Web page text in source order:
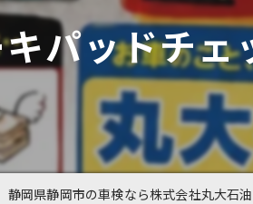
パッドチェ
静岡県静岡市の車検なら株式会社丸大石油